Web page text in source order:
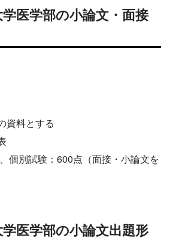
医学部の小論文・面接
資料とする
個別試験：600点（面接・小論文を
医学部の小論文出題形